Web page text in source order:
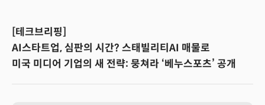
[테크브리핑]
AI스타트업, 심판의 시간? 스태빌리티AI 매물로
미국 미디어 기업의 새 전략: 뭉쳐라 ‘베누스포츠’ 공개